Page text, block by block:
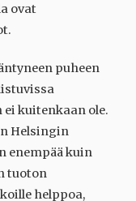
ovat
puheen
kuitenkaan ole.
Helsingin
enempää kuin
tuoton
helppoa,